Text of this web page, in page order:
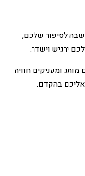
לסיפור שלכם,
ירגיש וישדר.
מותג ומעניקים חוויה
אליכם בהקדם.